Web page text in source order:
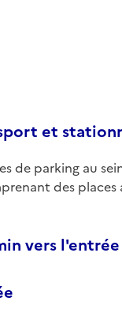
et
de parking au
des places
vers l'entrée